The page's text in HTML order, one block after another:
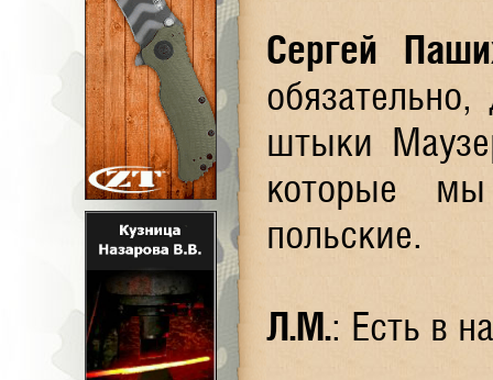
Сергей
штыки
которые
польские.
Л.М.: Есть в